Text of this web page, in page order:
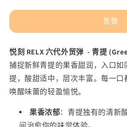
品
刻
Relx
外
贸
品
刻
Relx
外
贸
单
售罄
悦刻 RELX 六代外贸弹 - 青提
捕捉新鲜青提的果香甜润，入口
提，酸甜适中，层次丰富。每一口
唤醒味蕾的轻盈愉悦。
果香浓郁：青提独有的清新